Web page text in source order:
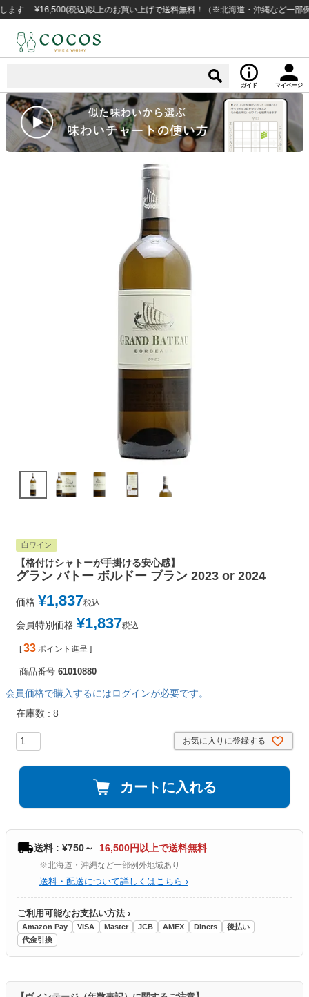
税込)以上のお買い上げで送料無料！（※北海道・沖縄など一部例外地
ガイド マイページ
白ワイン
【格付けシャトーが手掛ける安心感】
グラン バトー ボルドー ブラン 2023 or 2024
価格 ¥1,837税込
会員特別価格 ¥1,837税込
[ 33 ポイント進呈 ]
商品番号 61010880
会員価格で購入するにはログインが必要です。
在庫数
8
お気に入りに登録する
カートに入れる
送料 : ¥750～ 16,500円以上で送料無料
※北海道・沖縄など一部例外地域あり
送料・配送について詳しくはこちら ›
ご利用可能なお支払い方法 ›
Amazon Pay VISA Master JCB AMEX Diners
後払い
代金引換